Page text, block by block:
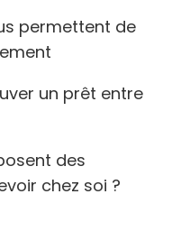
permettent de
un prêt entre
des
chez soi ?